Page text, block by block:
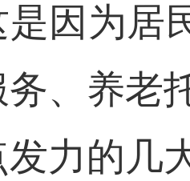
是因为居
务、养老
力的几